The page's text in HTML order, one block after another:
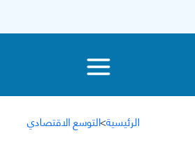
الرئيسية>التوسع الاقتصادي